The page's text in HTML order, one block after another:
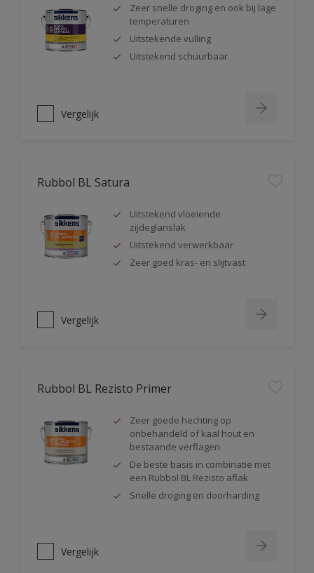
Zeer snelle droging en ook bij lage
temperaturen
Uitstekende vulling
Uitstekend schuurbaar
Vergelijk
Rubbol BL Satura
Uitstekend vloeiende
zijdeglanslak
Uitstekend verwerkbaar
Zeer goed kras- en slijtvast
Vergelijk
Rubbol BL Rezisto Primer
Zeer goede hechting op
onbehandeld of kaal hout en
bestaande verflagen
De beste basis in combinatie met
een Rubbol BL Rezisto aflak
Snelle droging en doorharding
Vergelijk